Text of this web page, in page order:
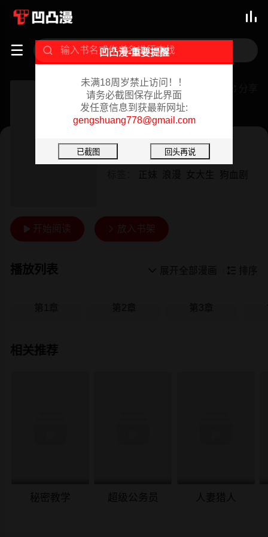

 
保镳真难当
已完结 02/18/2024
韩漫
作者：
保镳真难当
正妹 浪漫 女大生 狗血剧
 开始阅读  放入书架
 排序
 展开全部漫画
播放列表
凹凸漫-重要提醒
未满18周岁禁止访问！！
请务必截图保存此界面
发任意信息到获最新网址:
gengshuang778@gmail.com